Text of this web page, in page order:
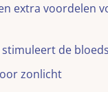
extra voordelen
de
zonlicht